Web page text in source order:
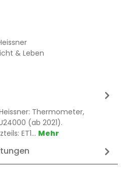
& Leben
Thermometer,
(ab 2021).
ET1… Mehr